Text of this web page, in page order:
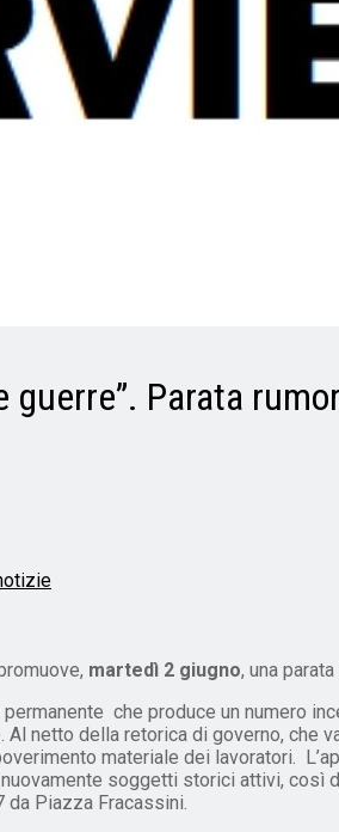
guerre”. Parata
martedì 2 giugno, una
che produce un numero
Al netto della retorica di governo, che
materiale dei lavoratori.
soggetti storici attivi, così
da Piazza Fracassini.